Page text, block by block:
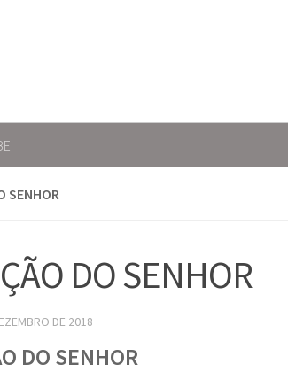
SENHOR
DO SENHOR
DE 2018
DO SENHOR